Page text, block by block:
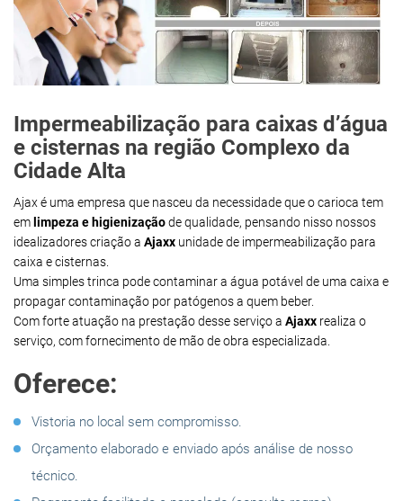
Impermeabilização para caixas d’água
e cisternas na região Complexo da
Cidade Alta
Ajax é uma empresa que nasceu da necessidade que o carioca tem
em limpeza e higienizaçãode qualidade, pensando nisso nossos
idealizadores criação a Ajaxx unidade de impermeabilização para
caixa e cisternas.
Uma simples trinca pode contaminar a água potável de uma caixa e
propagar contaminação por patógenos a quem beber.
Com forte atuação na prestação desse serviço a Ajaxx realiza o
serviço, com fornecimento de mão de obra especializada.
Oferece:
Vistoria no local sem compromisso.
Orçamento elaborado e enviado após análise de nosso
técnico.